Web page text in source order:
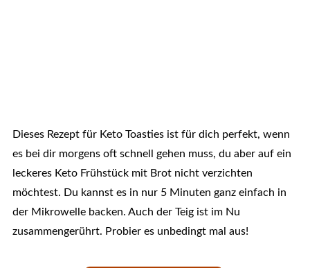
Dieses Rezept für Keto Toasties ist für dich perfekt, wenn
es bei dir morgens oft schnell gehen muss, du aber auf ein
leckeres Keto Frühstück mit Brot nicht verzichten
möchtest. Du kannst es in nur 5 Minuten ganz einfach in
der Mikrowelle backen. Auch der Teig ist im Nu
zusammengerührt. Probier es unbedingt mal aus!